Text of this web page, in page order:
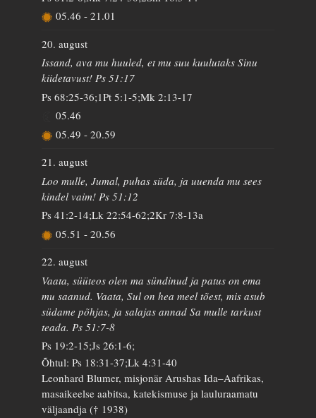
05.46 - 21.01
20. august
Issand, ava mu huuled, et mu suu kuulutaks Sinu
kiidetavust! Ps 51:17
Ps 68:25-36;1Pt 5:1-5;Mk 2:13-17
05.46
05.49 - 20.59
21. august
Loo mulle, Jumal, puhas süda, ja uuenda mu sees
kindel vaim! Ps 51:12
Ps 41:2-14;Lk 22:54-62;2Kr 7:8-13a
05.51 - 20.56
22. august
Vaata, süüteos olen ma sündinud ja patus on ema
mu saanud. Vaata, Sul on hea meel tõest, mis asub
südame põhjas, ja salajas annad Sa mulle tarkust
teada. Ps 51:7-8
Ps 19:2-15;Js 26:1-6;
Õhtul: Ps 18:31-37;Lk 4:31-40
Leonhard Blumer, misjonär Arushas Ida–Aafrikas,
masaikeelse aabitsa, katekismuse ja lauluraamatu
väljaandja († 1938)